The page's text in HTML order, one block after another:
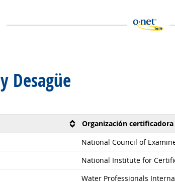
Desagüe
Organización certificadora
National Council of
National Institute for
Water Professionals